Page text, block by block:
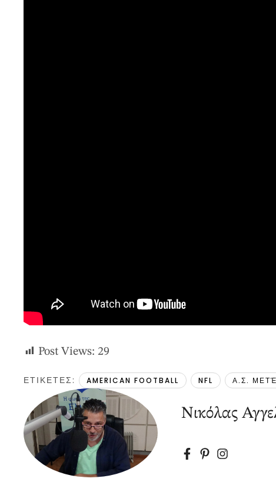
Post Views: 29
ΕΤΙΚΕΤΕΣ: AMERICAN FOOTBALL NFL Α.Σ.
Νικόλας